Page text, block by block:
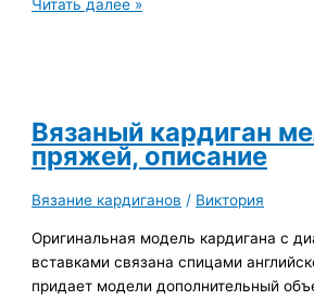
Читать далее »
Вязаный кардиган
пряжей, описание
Вязание кардиганов / Виктория
Оригинальная модель кардигана с
вставками связана спицами
придает модели дополнительный